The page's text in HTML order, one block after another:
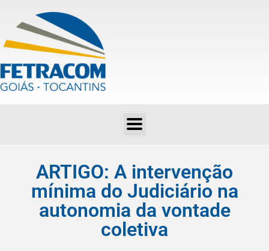
ARTIGO: A intervenção
mínima do Judiciário na
autonomia da vontade
coletiva